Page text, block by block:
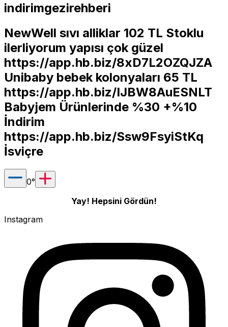
indirimgezirehberi
NewWell sıvı alliklar 102 TL Stoklu
ilerliyorum yapısı çok güzel
https://app.hb.biz/8xD7L2OZQJZA
Unibaby bebek kolonyaları 65 TL
https://app.hb.biz/IJBW8AuESNLT
Babyjem Ürünlerinde %30 +%10
İndirim
https://app.hb.biz/Ssw9FsyiStKq
İsviçre
0°
Yay! Hepsini Gördün!
Instagram